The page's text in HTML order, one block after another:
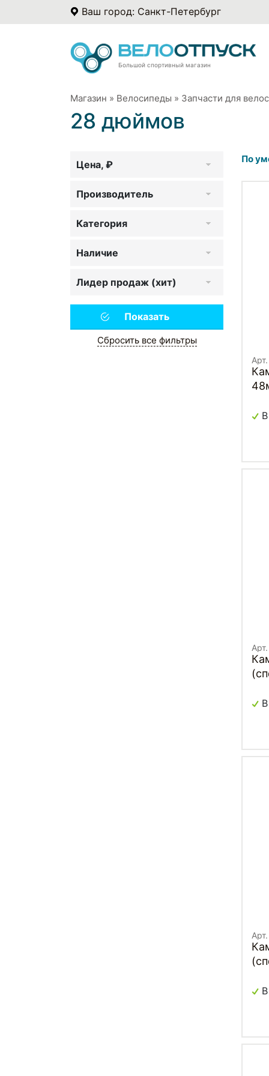
Ваш город: Санкт-Петербург
Большой спортивный магазин
Магазин » Велосипеды » Запчасти для
28 дюймов
Цена, ₽
Производитель
Категория
Наличие
Лидер продаж (хит)
Сбросить все фильтры
По
Камера